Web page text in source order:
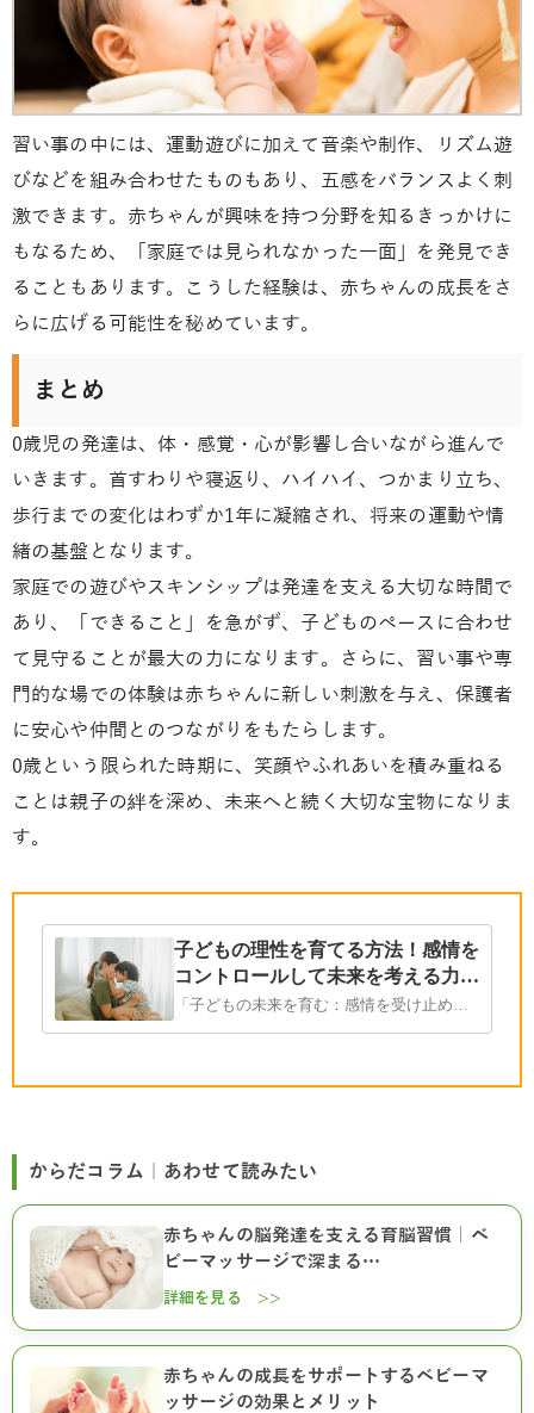
習い事の中には、運動遊びに加えて音楽や制作、リズム遊
びなどを組み合わせたものもあり、五感をバランスよく刺
激できます。赤ちゃんが興味を持つ分野を知るきっかけに
もなるため、「家庭では見られなかった一面」を発見でき
ることもあります。こうした経験は、赤ちゃんの成長をさ
らに広げる可能性を秘めています。
まとめ
0歳児の発達は、体・感覚・心が影響し合いながら進んで
いきます。首すわりや寝返り、ハイハイ、つかまり立ち、
歩行までの変化はわずか1年に凝縮され、将来の運動や情
緒の基盤となります。
家庭での遊びやスキンシップは発達を支える大切な時間で
あり、「できること」を急がず、子どものペースに合わせ
て見守ることが最大の力になります。さらに、習い事や専
門的な場での体験は赤ちゃんに新しい刺激を与え、保護者
に安心や仲間とのつながりをもたらします。
0歳という限られた時期に、笑顔やふれあいを積み重ねる
ことは親子の絆を深め、未来へと続く大切な宝物になりま
す。
からだコラム｜あわせて読みたい
赤ちゃんの脳発達を支える育脳習慣｜ベ
ビーマッサージで深まる…
詳細を見る >>
赤ちゃんの成長をサポートするベビーマ
ッサージの効果とメリット